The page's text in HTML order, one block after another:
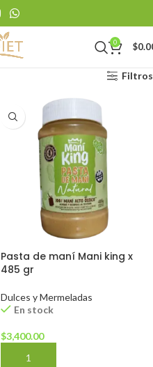
0 $
Filtros
Pasta de maní Mani king x
485 gr
Dulces y Mermeladas
En stock
$3,400.00
AÑADIR AL CARRITO